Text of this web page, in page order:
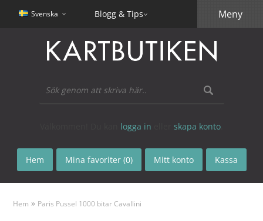
Svenska Blogg & Tips
logga in skapa konto
Hem Mina favoriter (0) Mitt konto Kassa
Meny
Hem » Paris Pussel 1000 bitar Cavallini